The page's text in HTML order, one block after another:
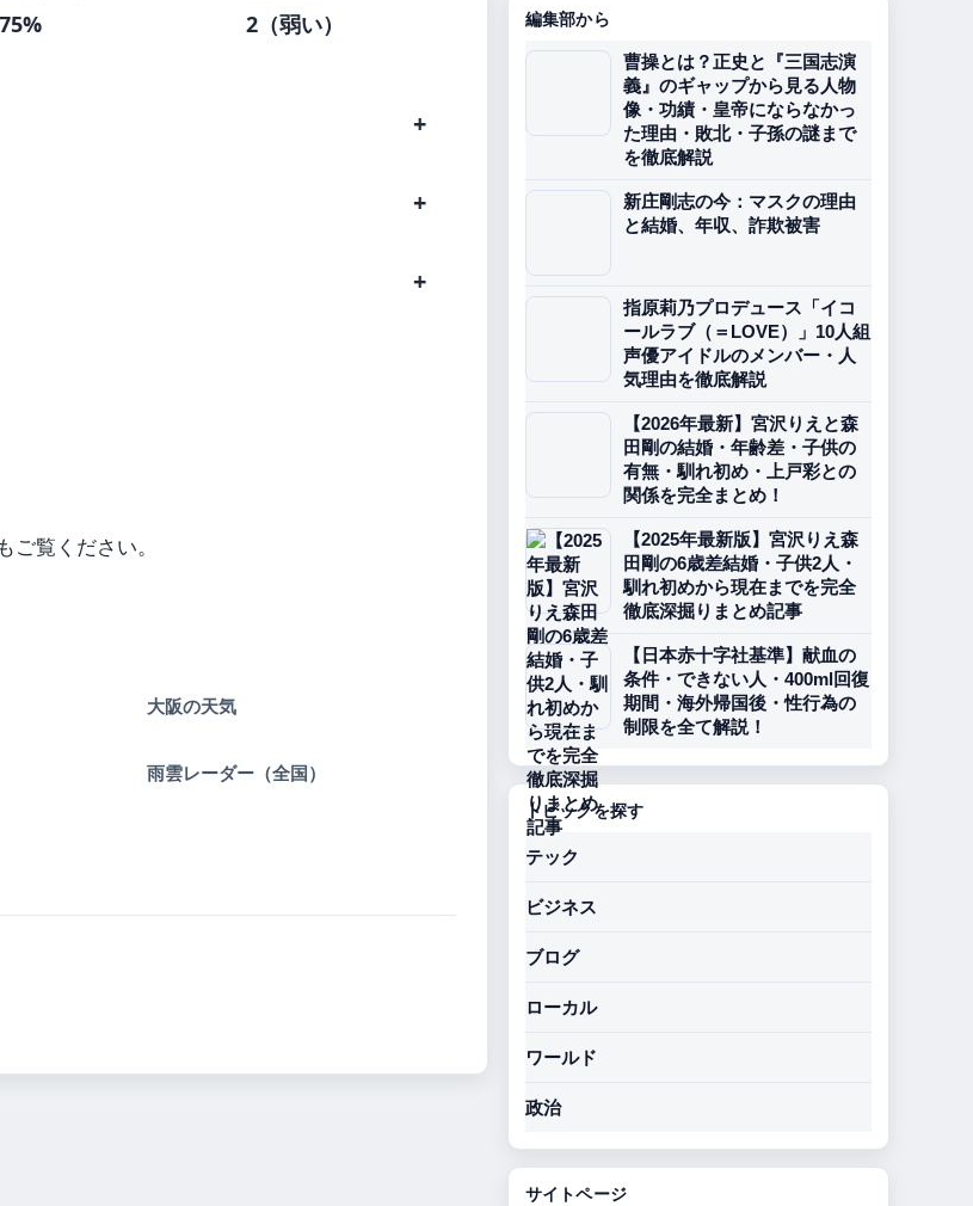
75% 2（弱い）
ご覧ください。
大阪の天気
雨雲レーダー（全国）
編集部から
曹操とは？正史と『三国志演
義』のギャップから見る人物
像・功績・皇帝にならなかっ
た理由・敗北・子孫の謎まで
を徹底解説
新庄剛志の今：マスクの理由
と結婚、年収、詐欺被害
指原莉乃プロデュース「イコ
ールラブ（＝LOVE）」10人組
声優アイドルのメンバー・人
気理由を徹底解説
【2026年最新】宮沢りえと森
田剛の結婚・年齢差・子供の
有無・馴れ初め・上戸彩との
関係を完全まとめ！
【2025年最新版】宮沢りえ森
田剛の6歳差結婚・子供2人・
馴れ初めから現在までを完全
徹底深掘りまとめ記事
【日本赤十字社基準】献血の
条件・できない人・400ml回復
期間・海外帰国後・性行為の
制限を全て解説！
トピックを探す
テック
ビジネス
ブログ
ローカル
ワールド
政治
サイトページ